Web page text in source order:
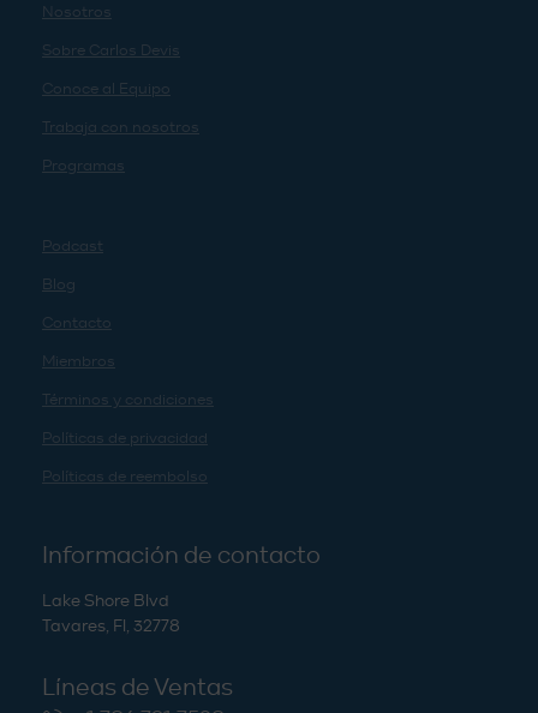
Nosotros
Sobre Carlos Devis
Conoce al Equipo
Trabaja con nosotros
Programas
Podcast
Blog
Contacto
Miembros
Términos y condiciones
Políticas de privacidad
Políticas de reembolso
Información de contacto
Lake Shore Blvd
Tavares, Fl, 32778
Líneas de Ventas